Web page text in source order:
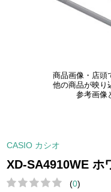
商品画像・店頭
他の商品が映り
参考画像
CASIO カシオ
XD-SA4910WE ホ
(0)